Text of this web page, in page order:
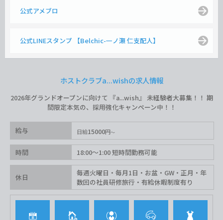
公式アメブロ
公式LINEスタンプ 【Belchic-一ノ瀬 仁支配人】
ホストクラブa...wishの求人情報
2026年グランドオープンに向けて 『a...wish』 未経験者大募集！！ 期
間限定本気の、採用強化キャンペーン中！！
給与 日給15000円
時間 18:00〜1:00 短時間勤務可能
休日
毎週火曜日・毎月1日・お盆・GW・正月・年
数回の社員研修旅行・有給休暇制度有り